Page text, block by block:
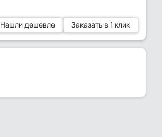
Нашли дешевле Заказать в 1 клик